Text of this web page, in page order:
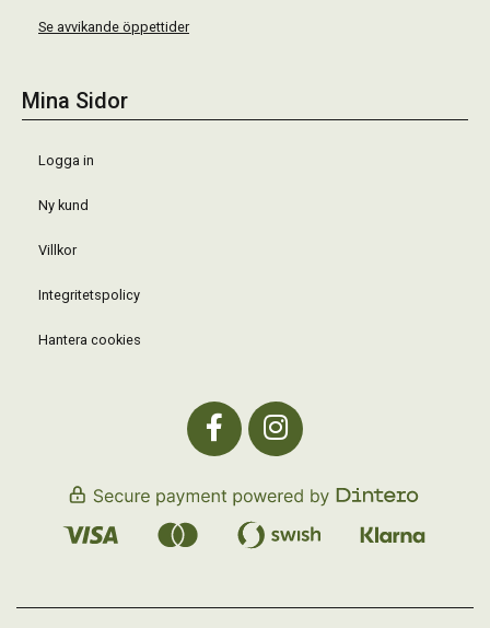
Se avvikande öppettider
Mina Sidor
Logga in
Ny kund
Villkor
Integritetspolicy
Hantera cookies